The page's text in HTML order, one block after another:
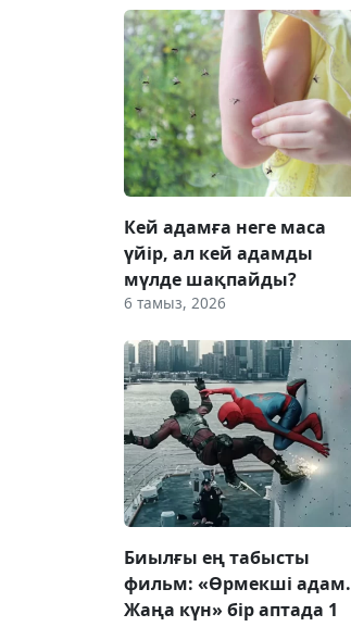
Кей адамға неге маса
үйір, ал кей адамды
мүлде шақпайды?
6 тамыз, 2026
Биылғы ең табысты
фильм: «Өрмекші адам.
Жаңа күн» бір аптада 1